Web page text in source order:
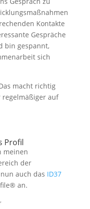
Kontakte
Gespräche
bin gespannt,
sich
macht richtig
auf
Profil
meinen
der
auch das ID37
an.